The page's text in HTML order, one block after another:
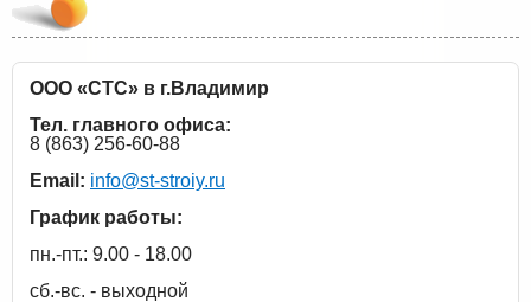
ООО «СТС» в г.Владимир
Тел. главного офиса:
8 (863) 256-60-88
Email: info@st-stroiy.ru
График работы:
пн.-пт.: 9.00 - 18.00
сб.-вс. - выходной